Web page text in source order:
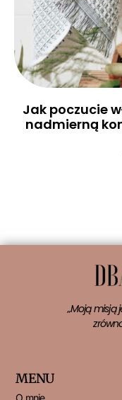
Jak poczucie
nadmierną
„Moją misją
MENU